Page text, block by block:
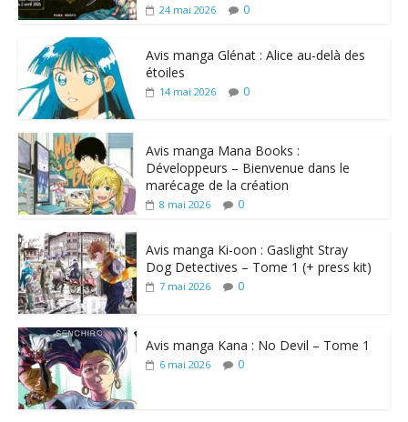
24 mai 2026 0
Avis manga Glénat : Alice au-delà des
étoiles
14 mai 2026 0
Avis manga Mana Books :
Développeurs – Bienvenue dans le
marécage de la création
8 mai 2026 0
Avis manga Ki-oon : Gaslight Stray
Dog Detectives – Tome 1 (+ press kit)
7 mai 2026 0
Avis manga Kana : No Devil – Tome 1
6 mai 2026 0